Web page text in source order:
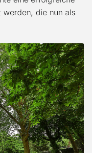
werden, die nun als